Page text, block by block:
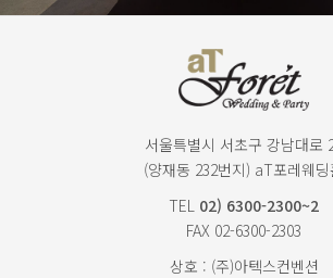
서울특별시 서초구 강남대로
(양재동 232번지) aT포레웨딩
TEL 02) 6300-2300~2
FAX 02-6300-2303
상호 : (주)아텍스컨벤션